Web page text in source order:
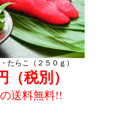
たらこ（２５０ｇ）
（税別）
送料無料!!